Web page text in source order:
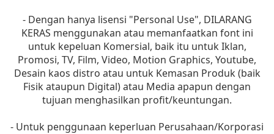
- Dengan hanya lisensi "Personal Use", DILARANG
KERAS menggunakan atau memanfaatkan font ini
untuk kepeluan Komersial, baik itu untuk Iklan,
Promosi, TV, Film, Video, Motion Graphics, Youtube,
Desain kaos distro atau untuk Kemasan Produk (baik
Fisik ataupun Digital) atau Media apapun dengan
tujuan menghasilkan profit/keuntungan.
- Untuk penggunaan keperluan Perusahaan/Korporasi